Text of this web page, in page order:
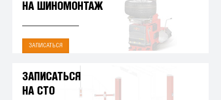
НА ШИНОМОНТАЖ
ЗАПИСАТЬСЯ
ЗАПИСАТЬСЯ
НА СТО